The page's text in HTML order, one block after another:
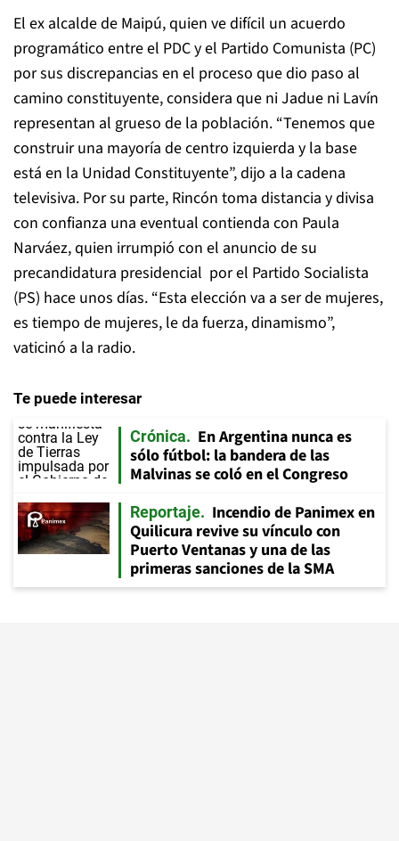
El ex alcalde de Maipú, quien ve difícil un acuerdo
programático entre el PDC y el Partido Comunista (PC)
por sus discrepancias en el proceso que dio paso al
camino constituyente, considera que ni Jadue ni Lavín
representan al grueso de la población. “Tenemos que
construir una mayoría de centro izquierda y la base
está en la Unidad Constituyente”, dijo a la cadena
televisiva. Por su parte, Rincón toma distancia y divisa
con confianza una eventual contienda con Paula
Narváez, quien irrumpió con el anuncio de su
precandidatura presidencial por el Partido Socialista
(PS) hace unos días. “Esta elección va a ser de mujeres,
es tiempo de mujeres, le da fuerza, dinamismo”,
vaticinó a la radio.
Te puede interesar
Crónica
En Argentina nunca es
sólo fútbol: la bandera de las
Malvinas se coló en el Congreso
Reportaje
Incendio de Panimex en
Quilicura revive su vínculo con
Puerto Ventanas y una de las
primeras sanciones de la SMA